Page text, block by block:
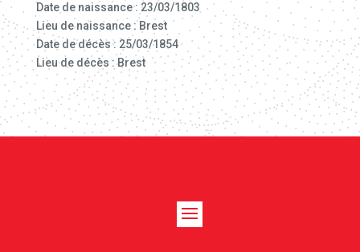
Date de naissance : 23/03/1803
Lieu de naissance : Brest
Date de décès : 25/03/1854
Lieu de décès : Brest